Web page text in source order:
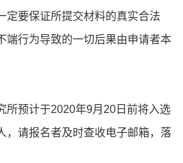
定要保证所提交材料的真实合法
端行为导致的一切后果由申请者本
预计于2020年9月20日前将入选
，请报名者及时查收电子邮箱，落